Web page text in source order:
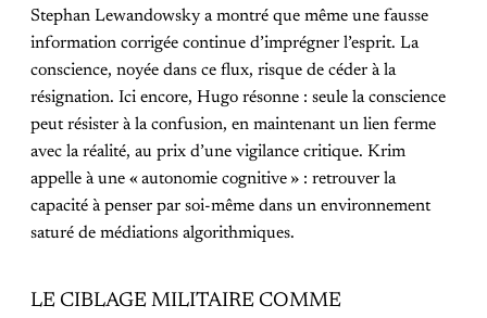
Stephan Lewandowsky a montré que même une fausse
information corrigée continue d’imprégner l’esprit. La
conscience, noyée dans ce flux, risque de céder à la
résignation. Ici encore, Hugo résonne : seule la conscience
peut résister à la confusion, en maintenant un lien ferme
avec la réalité, au prix d’une vigilance critique. Krim
appelle à une « autonomie cognitive » : retrouver la
capacité à penser par soi-même dans un environnement
saturé de médiations algorithmiques.
LE CIBLAGE MILITAIRE COMME